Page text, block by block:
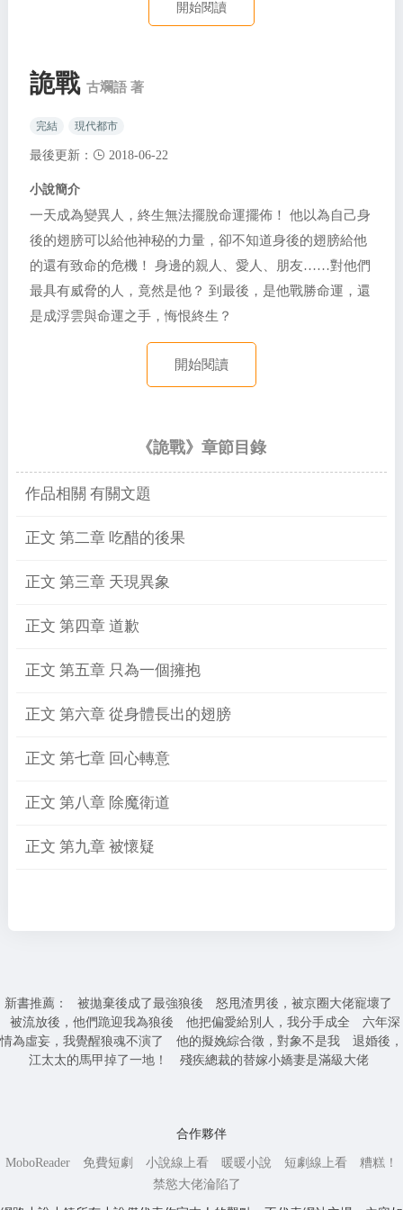
開始閱讀
詭戰 古斕語 著
完結 現代都市
最後更新： 2018-06-22
小說簡介
一天成為變異人，終生無法擺脫命運擺佈！ 他以為自己身
後的翅膀可以給他神秘的力量，卻不知道身後的翅膀給他
的還有致命的危機！ 身邊的親人、愛人、朋友……對他們
最具有威脅的人，竟然是他？ 到最後，是他戰勝命運，還
是成浮雲與命運之手，悔恨終生？
開始閱讀
《詭戰》章節目錄
作品相關 有關文題
正文 第二章 吃醋的後果
正文 第三章 天現異象
正文 第四章 道歉
正文 第五章 只為一個擁抱
正文 第六章 從身體長出的翅膀
正文 第七章 回心轉意
正文 第八章 除魔衛道
正文 第九章 被懷疑
新書推薦： 被拋棄後成了最強狼後
怒甩渣男後，被京圈大佬寵壞了
被流放後，他們跪迎我為狼後
他把偏愛給別人，我分手成全
六年深
情為虛妄，我覺醒狼魂不演了
他的擬娩綜合徵，對象不是我
退婚後，
江太太的馬甲掉了一地！
殘疾總裁的替嫁小嬌妻是滿級大佬
合作夥伴
MoboReader 免費短劇 小說線上看 暖暖小說 短劇線上看
糟糕！
禁慾大佬淪陷了